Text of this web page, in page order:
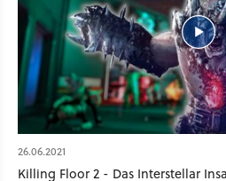
26.06.2021
Killing Floor 2 - Das Interstellar